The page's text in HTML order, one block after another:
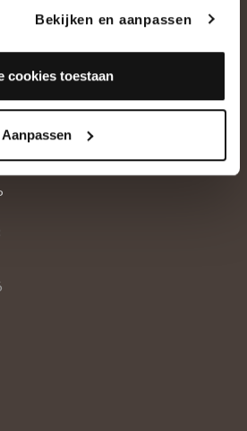
Bekijken en aanpassen
cookies toestaan
Aanpassen